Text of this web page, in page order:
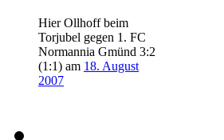
Hier Ollhoff beim
Torjubel gegen 1. FC
Normannia Gmünd 3:2
(1:1) am 18. August
2007